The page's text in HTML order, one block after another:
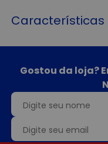
Características
Gostou da loja?